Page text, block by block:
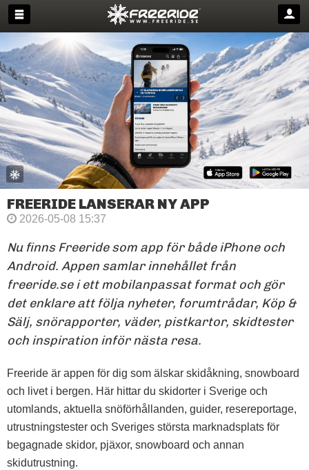
FREERIDE LANSERAR NY APP
2026-05-08 15:37
Nu finns Freeride som app för både iPhone och
Android. Appen samlar innehållet från
freeride.se i ett mobilanpassat format och gör
det enklare att följa nyheter, forumtrådar, Köp &
Sälj, snörapporter, väder, pistkartor, skidtester
och inspiration inför nästa resa.
Freeride är appen för dig som älskar skidåkning, snowboard
och livet i bergen. Här hittar du skidorter i Sverige och
utomlands, aktuella snöförhållanden, guider, resereportage,
utrustningstester och Sveriges största marknadsplats för
begagnade skidor, pjäxor, snowboard och annan
skidutrustning.